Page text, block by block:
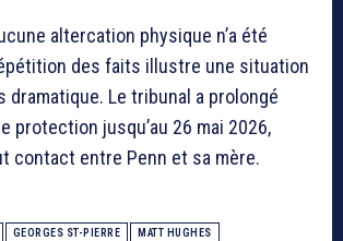
altercation physique n’a été
des faits illustre une situation
dramatique. Le tribunal a prolongé
protection jusqu’au 26 mai 2026,
contact entre Penn et sa mère.
GEORGES ST-PIERRE MATT HUGHES